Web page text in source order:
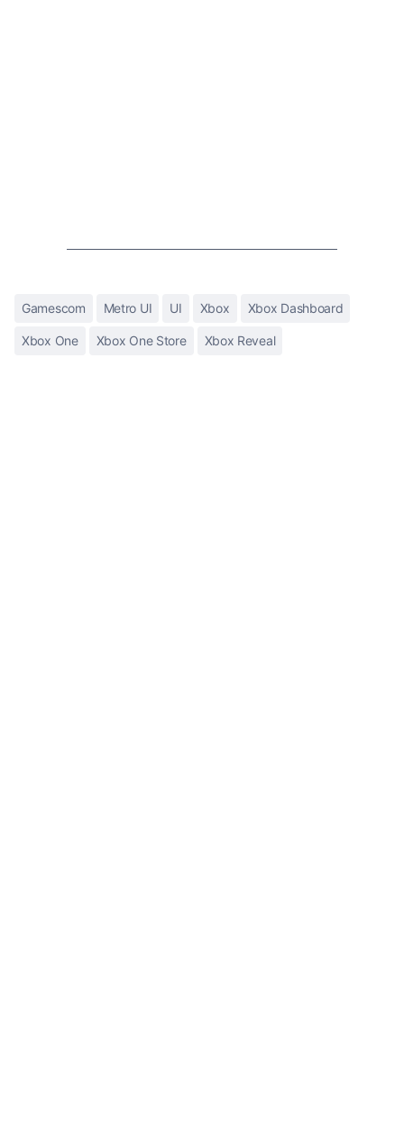
Gamescom Metro UI UI Xbox Xbox Dashboard
Xbox One Xbox One Store Xbox Reveal